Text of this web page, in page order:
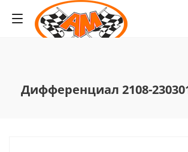
Дифференциал 2108-